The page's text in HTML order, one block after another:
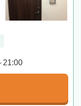
21:00